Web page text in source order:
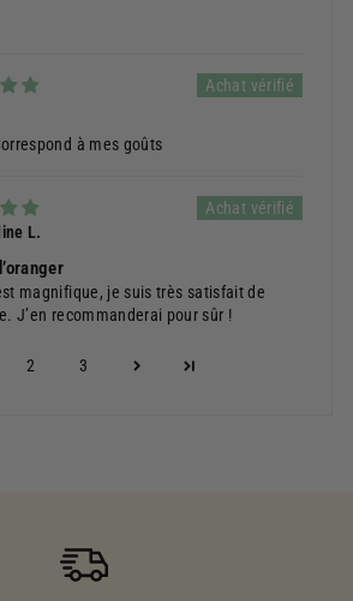
à mes goûts
L.
magnifique, je suis très satisfait de
J’en recommanderai pour sûr !
2 3